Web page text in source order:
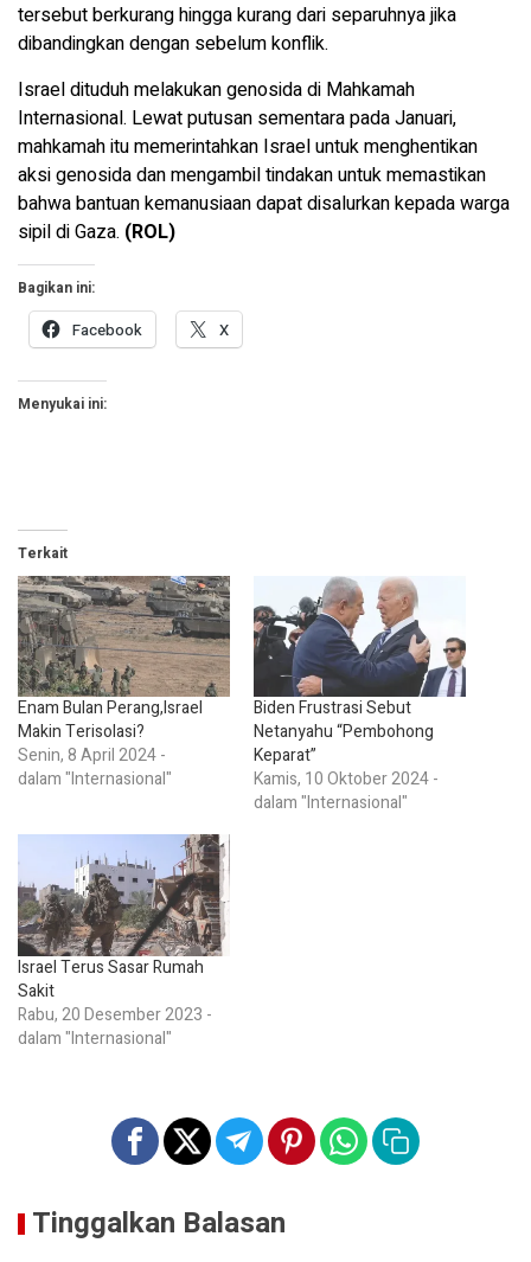
tersebut berkurang hingga kurang dari separuhnya jika
dibandingkan dengan sebelum konflik.
Israel dituduh melakukan genosida di Mahkamah
Internasional. Lewat putusan sementara pada Januari,
mahkamah itu memerintahkan Israel untuk menghentikan
aksi genosida dan mengambil tindakan untuk memastikan
bahwa bantuan kemanusiaan dapat disalurkan kepada warga
sipil di Gaza. (ROL)
Bagikan ini:
Facebook X
Menyukai ini:
Terkait
Enam Bulan Perang,Israel
Makin Terisolasi?
Senin, 8 April 2024 -
dalam "Internasional"
Biden Frustrasi Sebut
Netanyahu “Pembohong
Keparat”
Kamis, 10 Oktober 2024 -
dalam "Internasional"
Israel Terus Sasar Rumah
Sakit
Rabu, 20 Desember 2023 -
dalam "Internasional"
Tinggalkan Balasan